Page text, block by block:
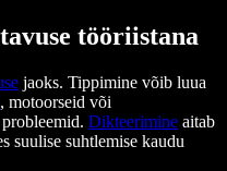
tööriistana
jaoks. Tippimine võib luua
, motoorseid või
Dikteerimine aitab
suulise suhtlemise kaudu